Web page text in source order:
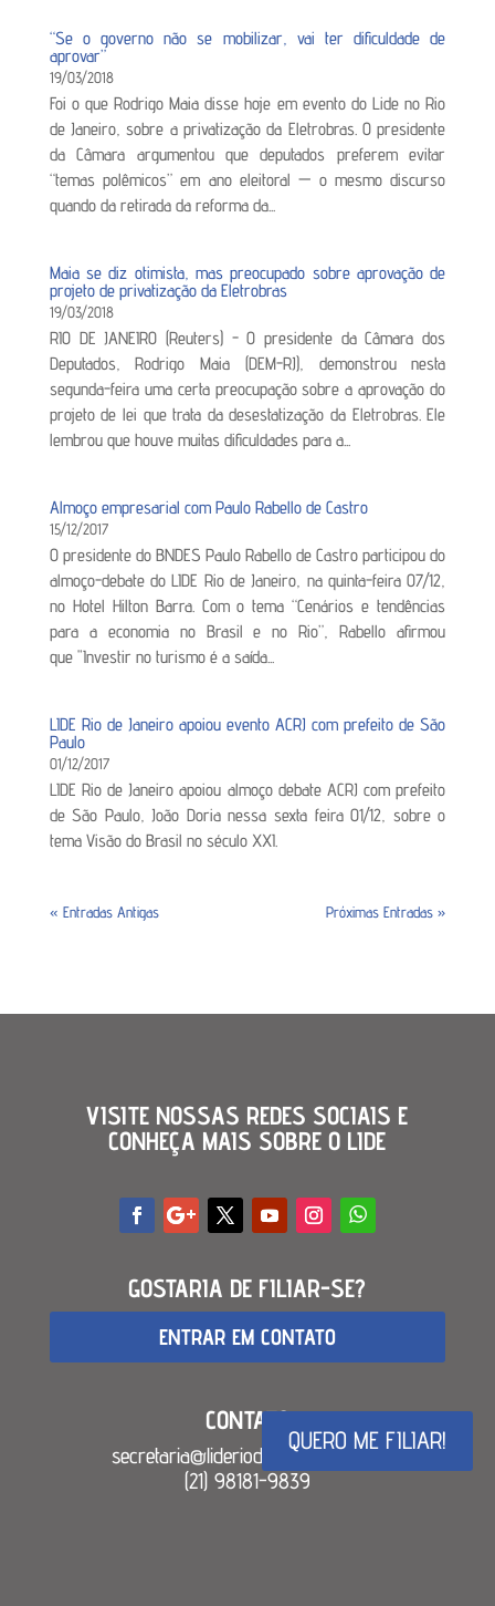
“Se o governo não se mobilizar, vai ter dificuldade de
aprovar”
19/03/2018
Foi o que Rodrigo Maia disse hoje em evento do Lide no Rio
de Janeiro, sobre a privatização da Eletrobras. O presidente
da Câmara argumentou que deputados preferem evitar
“temas polêmicos” em ano eleitoral — o mesmo discurso
quando da retirada da reforma da...
Maia se diz otimista, mas preocupado sobre aprovação de
projeto de privatização da Eletrobras
19/03/2018
RIO DE JANEIRO (Reuters) - O presidente da Câmara dos
Deputados, Rodrigo Maia (DEM-RJ), demonstrou nesta
segunda-feira uma certa preocupação sobre a aprovação do
projeto de lei que trata da desestatização da Eletrobras. Ele
lembrou que houve muitas dificuldades para a...
Almoço empresarial com Paulo Rabello de Castro
15/12/2017
O presidente do BNDES Paulo Rabello de Castro participou do
almoço-debate do LIDE Rio de Janeiro, na quinta-feira 07/12,
no Hotel Hilton Barra. Com o tema “Cenários e tendências
para a economia no Brasil e no Rio”, Rabello afirmou
que "Investir no turismo é a saída...
LIDE Rio de Janeiro apoiou evento ACRJ com prefeito de São
Paulo
01/12/2017
LIDE Rio de Janeiro apoiou almoço debate ACRJ com prefeito
de São Paulo, João Doria nessa sexta feira 01/12, sobre o
tema Visão do Brasil no século XXI.
« Entradas Antigas Próximas Entradas »
VISITE NOSSAS REDES SOCIAIS E
CONHEÇA MAIS SOBRE O LIDE
GOSTARIA DE FILIAR-SE?
ENTRAR EM CONTATO
CONTATO
secretaria@lideriodejaneiro. com.br
(21) 98181-9839
QUERO ME FILIAR!